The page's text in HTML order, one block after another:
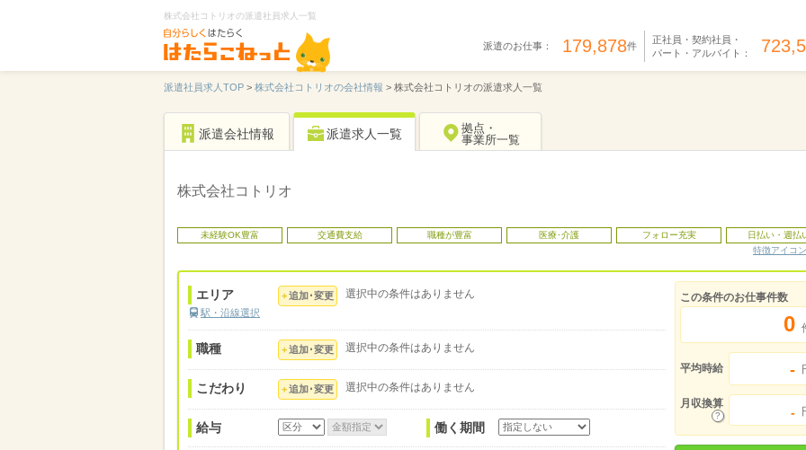
株式会社コトリオの派遣社員求人一覧
派遣のお仕事： 179,878件
正社員・契約社員・
パート・アルバイト：
派遣社員求人TOP > 株式会社コトリオの会社情報 > 株式会社コトリオの派遣求人一覧
派遣会社情報 派遣求人一覧
拠点・
事業所一覧
株式会社コトリオ
未経験OK豊富 交通費支給 職種が豊富 医療･介護 フォロー充実
日払い・週払
特徴アイコ
エリア
駅・沿線選択
追加･変更 選択中の条件はありません
職種 追加･変更 選択中の条件はありません
こだわり 追加･変更 選択中の条件はありません
給与 働く期間
この条件のお仕事件数
0
平均時給 -
月収換算
-